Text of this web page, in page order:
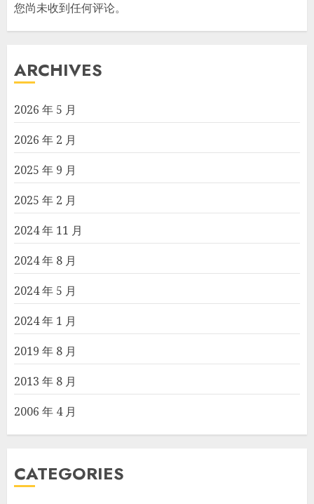
您尚未收到任何评论。
ARCHIVES
2026 年 5 月
2026 年 2 月
2025 年 9 月
2025 年 2 月
2024 年 11 月
2024 年 8 月
2024 年 5 月
2024 年 1 月
2019 年 8 月
2013 年 8 月
2006 年 4 月
CATEGORIES